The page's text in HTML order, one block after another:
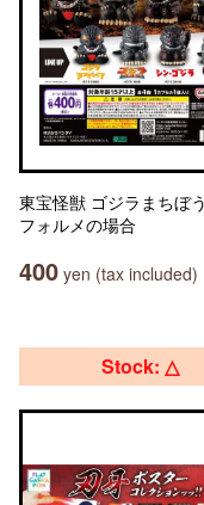
東宝怪獣 ゴジラまちぼ
フォルメの場合
400 yen (tax included)
Stock: △